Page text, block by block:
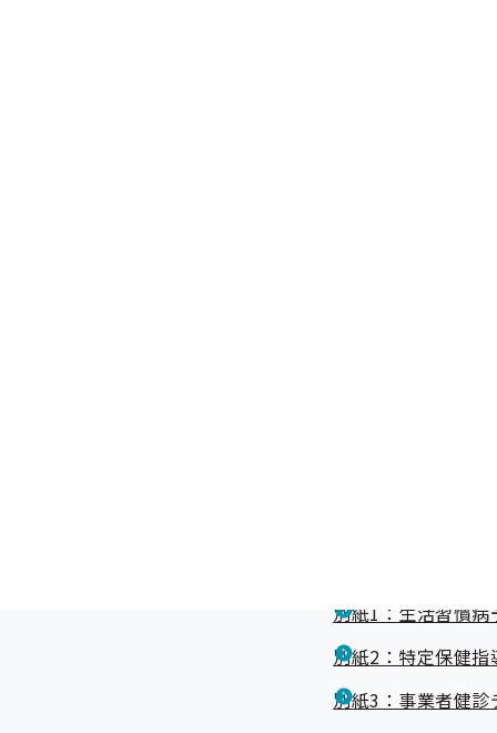
契約締結状況は以下
令和8年度 競争
令和8年度 随意
別紙1：生活習慣病
別紙2：特定保健指
別紙3：事業者健診